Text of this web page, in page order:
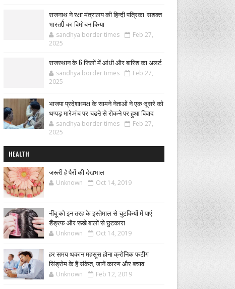
राजनाथ ने रक्षा मंत्रालय की हिन्दी पत्रिका 'सशक्त
भारतÓ का विमोचन किया
sandhya border times
Feb 27,
2025
राजस्थान के 6 जिलों में आंधी और बारिश का अलर्ट
sandhya border times
Feb 27,
2025
भाजपा प्रदेशाध्यक्ष के सामने नेताओं ने एक-दूसरे को
थप्पड़ मारे:मंच पर चढऩे से रोकने पर हुआ विवाद
sandhya border times
Feb 27,
2025
HEALTH
जरूरी है पैरों की देखभाल
Unknown Oct 14, 2019
नींबू को इन तरह के इस्तेमाल से चुटकियों में पाएं
डैंड्रफ और रूखे बालों से छुटकारा
Unknown Oct 14, 2019
हर समय थकान महसूस होना क्रोनिक फटीग
सिंड्रोम के हैं संकेत, जानें कारण और बचाव
Unknown Feb 12, 2019